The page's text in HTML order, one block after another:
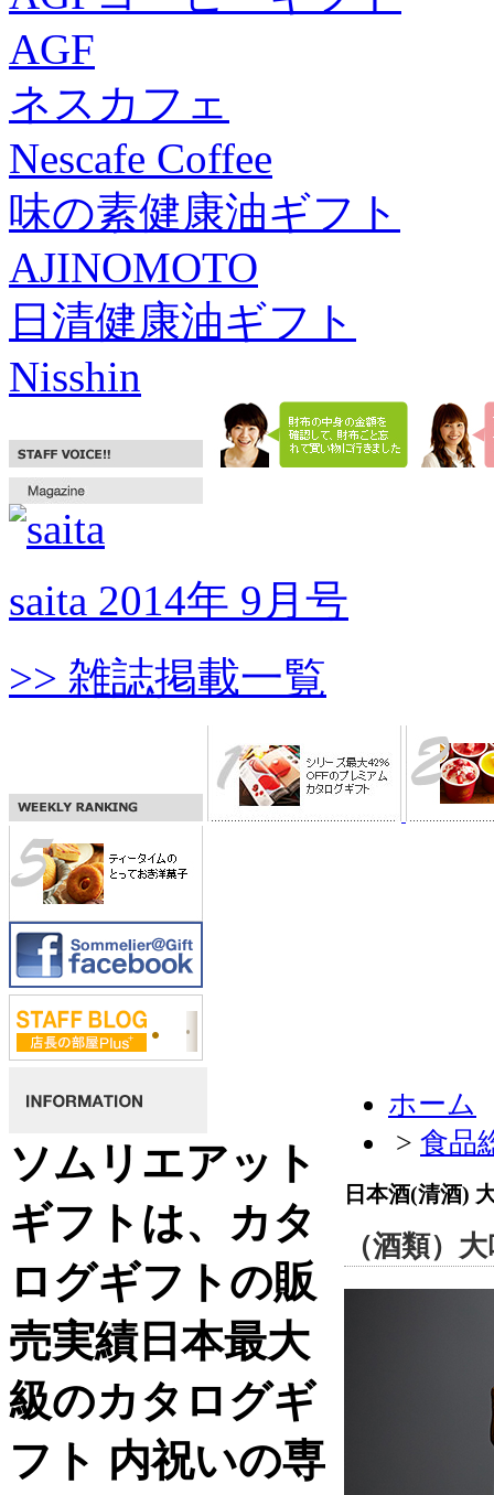
AGF
ネスカフェ
Nescafe Coffee
味の素健康油ギフト
AJINOMOTO
日清健康油ギフト
Nisshin
saita 2014年 9月号
>> 雑誌掲載一覧
ホーム
> 食品
日本酒(清酒)
（酒類）
ソムリエアット
ギフトは、カタ
ログギフトの販
売実績日本最大
級のカタログギ
フト 内祝いの専